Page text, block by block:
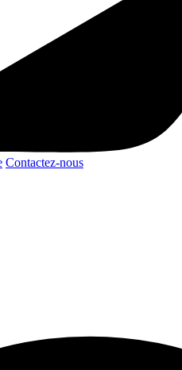
Contactez-nous